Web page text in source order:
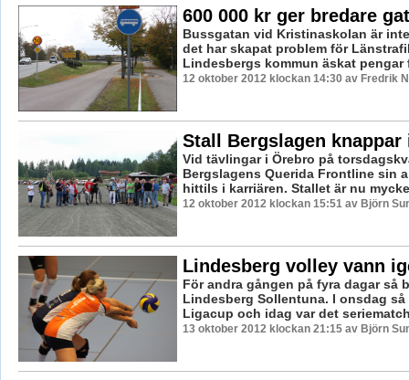
600 000 kr ger bredare
Bussgatan vid Kristinaskolan är
det har skapat problem för
Lindesbergs kommun äskat pengar
12 oktober 2012 klockan 14:30 av Fredrik
Stall Bergslagen knappar
Vid tävlingar i Örebro på
Bergslagens Querida Frontline sin
hittils i karriären. Stallet är nu
12 oktober 2012 klockan 15:51 av Björn
Lindesberg volley vann
För andra gången på fyra dagar så
Lindesberg Sollentuna. I onsdag så
Ligacup och idag var det
13 oktober 2012 klockan 21:15 av Björn